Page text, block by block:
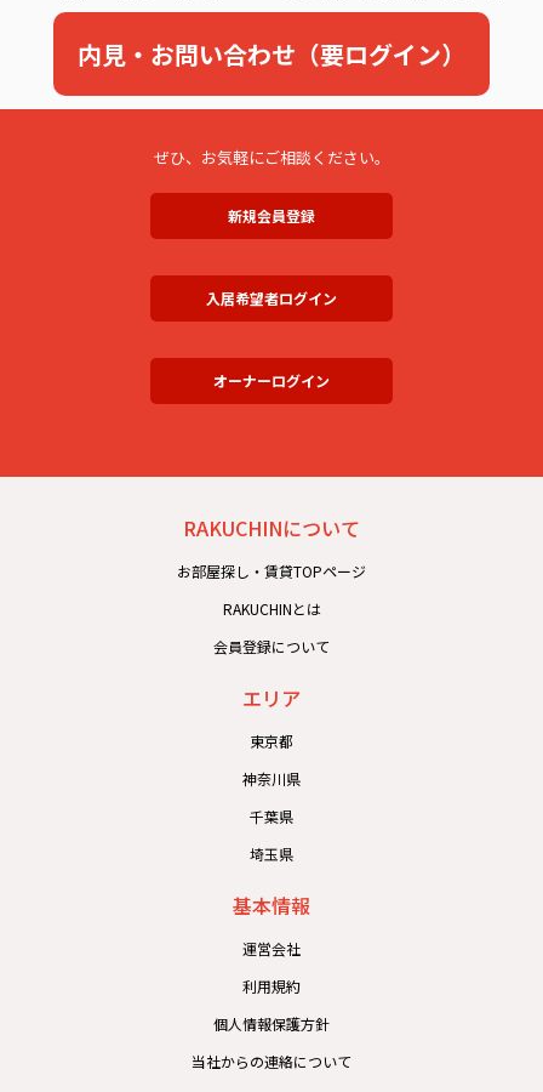
内見・お問い合わせ（要ログイン）
ぜひ、お気軽にご相談ください。
新規会員登録
入居希望者ログイン
オーナーログイン
RAKUCHINについて
お部屋探し・賃貸TOPページ
RAKUCHINとは
会員登録について
エリア
東京都
神奈川県
千葉県
埼玉県
基本情報
運営会社
利用規約
個人情報保護方針
当社からの連絡について